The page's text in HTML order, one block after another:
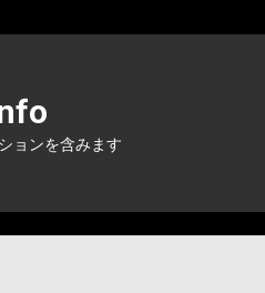
ョンを含みます